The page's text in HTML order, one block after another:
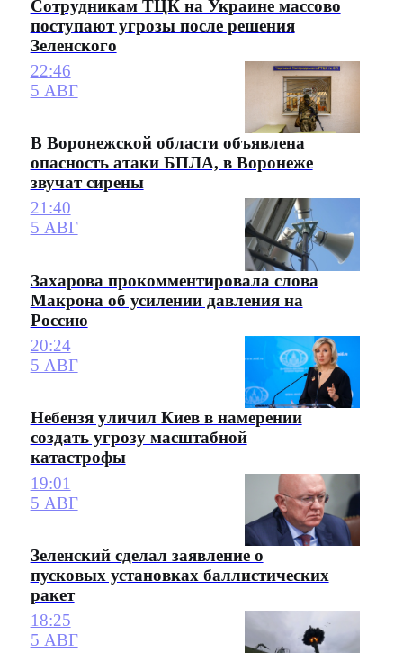
Сотрудникам ТЦК на Украине массово
поступают угрозы после решения
Зеленского
22:46
5 АВГ
В Воронежской области объявлена
опасность атаки БПЛА, в Воронеже
звучат сирены
21:40
5 АВГ
Захарова прокомментировала слова
Макрона об усилении давления на
Россию
20:24
5 АВГ
Небензя уличил Киев в намерении
создать угрозу масштабной
катастрофы
19:01
5 АВГ
Зеленский сделал заявление о
пусковых установках баллистических
ракет
18:25
5 АВГ